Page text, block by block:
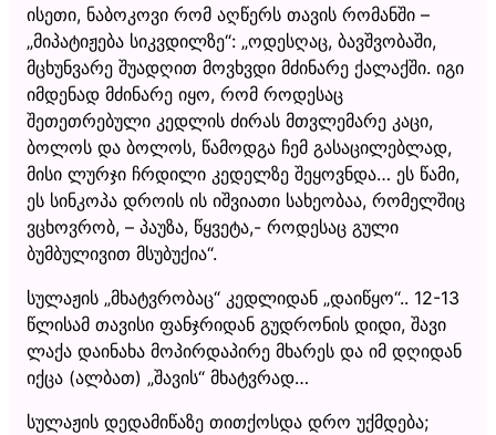
ისეთი, ნაბოკოვი რომ აღწერს თავის რომანში –
„მიპატიჟება სიკვდილზე“: „ოდესღაც, ბავშვობაში,
მცხუნვარე შუადღით მოვხვდი მძინარე ქალაქში. იგი
იმდენად მძინარე იყო, რომ როდესაც
შეთეთრებული კედლის ძირას მთვლემარე კაცი,
ბოლოს და ბოლოს, წამოდგა ჩემ გასაცილებლად,
მისი ლურჯი ჩრდილი კედელზე შეყოვნდა… ეს წამი,
ეს სინკოპა დროის ის იშვიათი სახეობაა, რომელშიც
ვცხოვრობ, – პაუზა, წყვეტა,- როდესაც გული
ბუმბულივით მსუბუქია“.
სულაჟის „მხატვრობაც“ კედლიდან „დაიწყო“.. 12-13
წლისამ თავისი ფანჯრიდან გუდრონის დიდი, შავი
ლაქა დაინახა მოპირდაპირე მხარეს და იმ დღიდან
იქცა (ალბათ) „შავის“ მხატვრად…
სულაჟის დედამიწაზე თითქოსდა დრო უქმდება;